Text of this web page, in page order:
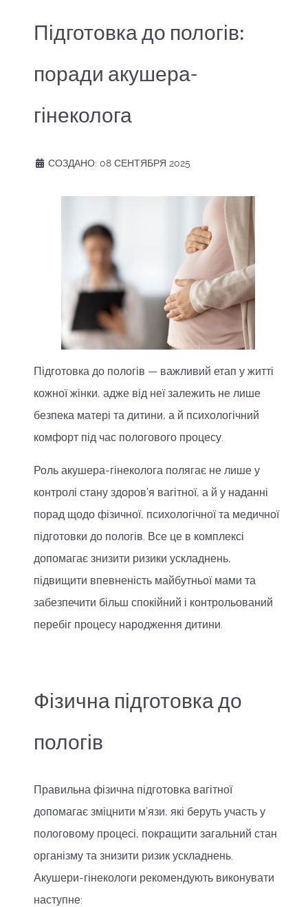
Підготовка до пологів:
поради акушера-
гінеколога
СОЗДАНО: 08 СЕНТЯБРЯ 2025
Підготовка до пологів — важливий етап у житті
кожної жінки, адже від неї залежить не лише
безпека матері та дитини, а й психологічний
комфорт під час пологового процесу.
Роль акушера-гінеколога полягає не лише у
контролі стану здоров’я вагітної, а й у наданні
порад щодо фізичної, психологічної та медичної
підготовки до пологів. Все це в комплексі
допомагає знизити ризики ускладнень,
підвищити впевненість майбутньої мами та
забезпечити більш спокійний і контрольований
перебіг процесу народження дитини.
Фізична підготовка до
пологів
Правильна фізична підготовка вагітної
допомагає зміцнити м’язи, які беруть участь у
пологовому процесі, покращити загальний стан
організму та знизити ризик ускладнень.
Акушери-гінекологи рекомендують виконувати
наступне: